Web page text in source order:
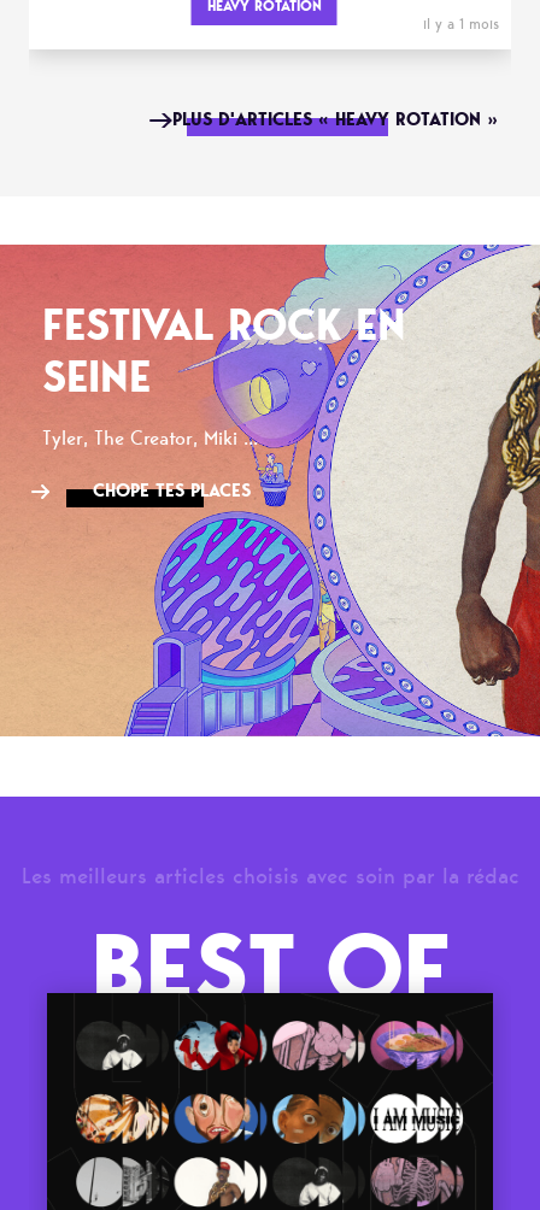
HEAVY ROTATION
il y a 1 mois
PLUS D'ARTICLES « HEAVY ROTATION »
FESTIVAL ROCK EN
SEINE
Tyler, The Creator, Miki ...
CHOPE TES PLACES
Les meilleurs articles choisis avec soin par la rédac
BEST OF